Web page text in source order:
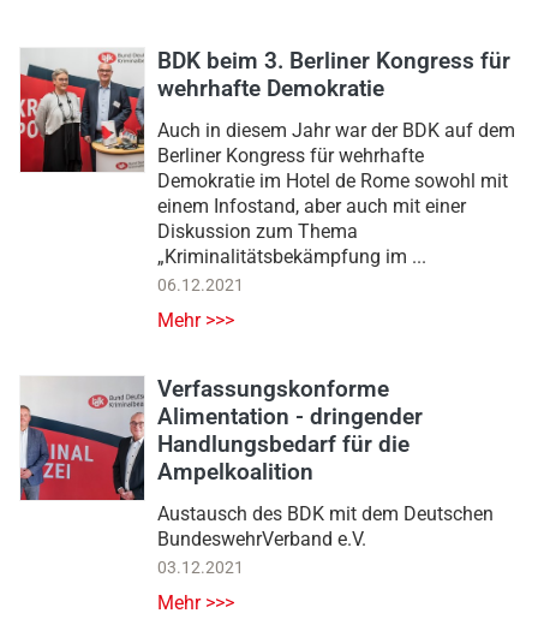
BDK beim 3. Berliner Kongress für
wehrhafte Demokratie
Auch in diesem Jahr war der BDK auf dem
Berliner Kongress für wehrhafte
Demokratie im Hotel de Rome sowohl mit
einem Infostand, aber auch mit einer
Diskussion zum Thema
„Kriminalitätsbekämpfung im ...
06.12.2021
Mehr >>>
Verfassungskonforme
Alimentation - dringender
Handlungsbedarf für die
Ampelkoalition
Austausch des BDK mit dem Deutschen
BundeswehrVerband e.V.
03.12.2021
Mehr >>>